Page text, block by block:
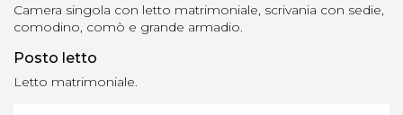
Camera singola con letto matrimoniale, scrivania con sedie,
comodino, comò e grande armadio.
Posto letto
Letto matrimoniale.